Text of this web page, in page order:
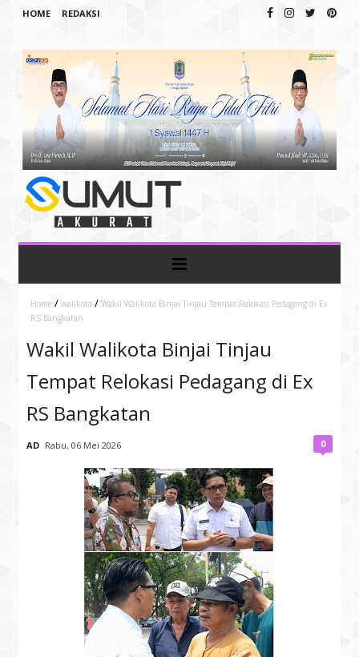
HOME REDAKSI
Home / walikota / Wakil Walikota Binjai Tinjau Tempat Relokasi Pedagang di Ex
RS Bangkatan
Wakil Walikota Binjai Tinjau
Tempat Relokasi Pedagang di Ex
RS Bangkatan
AD Rabu, 06 Mei 2026 0